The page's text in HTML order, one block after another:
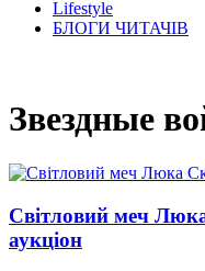
Lifestyle
БЛОГИ ЧИТАЧІВ
Звездные
Світловий меч
аукціон